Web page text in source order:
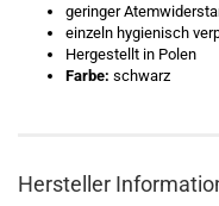
geringer
einzeln hygienisch
Hergestellt in Polen
Farbe: schwarz
Hersteller